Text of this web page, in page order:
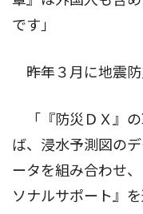
です」
――昨年３月に地震
「『防災ＤＸ』の
ば、浸水予測図の
ータを組み合わせ
ソナルサポート』